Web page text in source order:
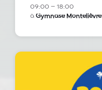
09:00 – 18:00
à Gymnase Montelièvre